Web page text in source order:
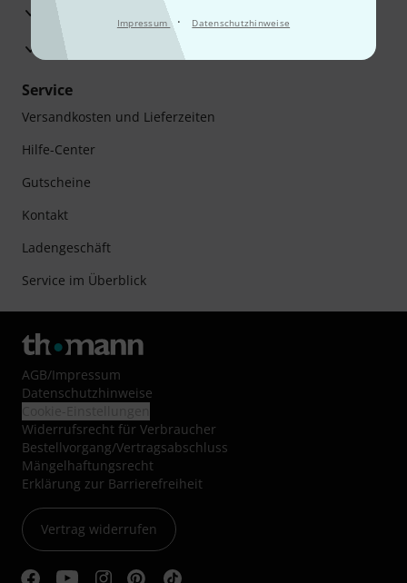
Impressum · Datenschutzhinweise
Zufriedenheitsgarantie
Europas größtes Versandlager
Service
Versandkosten und Lieferzeiten
Hilfe-Center
Gutscheine
Kontakt
Ladengeschäft
Service im Überblick
AGB/Impressum
Datenschutzhinweise
Widerrufsrecht für Verbraucher
Bestellvorgang/Vertragsabschluss
Mängelhaftungsrecht
Erklärung zur Barrierefreiheit
Vertrag widerrufen